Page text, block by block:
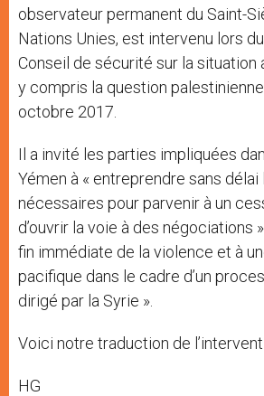
observateur permanent du Saint-
Nations Unies, est intervenu lors
Conseil de sécurité sur la situation
y compris la question
octobre 2017.
Il a invité les parties impliquées
Yémen à « entreprendre sans
nécessaires pour parvenir à un
d’ouvrir la voie à des négociations
fin immédiate de la violence et à
pacifique dans le cadre d’un
dirigé par la Syrie ».
Voici notre traduction de
HG